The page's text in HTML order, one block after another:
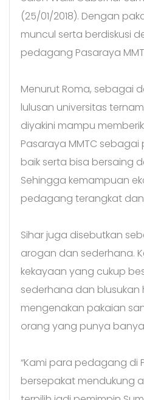
(25/01/2018). Dengan
muncul serta berdiskusi
pedagang Pasaraya
Menurut Roma, sebagai
lulusan universitas
diyakini mampu
Pasaraya MMTC
baik serta bisa bersaing
Sehingga kemampuan
pedagang terangkat
Sihar juga disebutkan
arogan dan sederhana.
kekayaan yang cukup
sederhana dan
mengenakan pakaian
orang yang punya
“Kami para pedagang di
bersepakat mendukung